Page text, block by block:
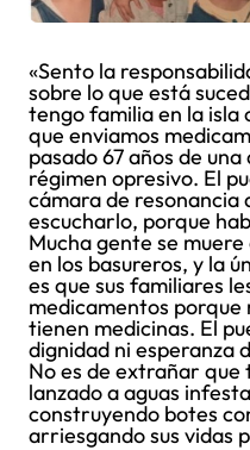
«Sento la
sobre lo que está
tengo familia en la isla
que enviamos
pasado 67 años de
régimen opresivo. El
cámara de resonancia
escucharlo, porque
Mucha gente se
en los basureros, y la
es que sus familiares
medicamentos porque
tienen medicinas. El
dignidad ni esperanza
No es de extrañar que
lanzado a aguas
construyendo botes
arriesgando sus vidas